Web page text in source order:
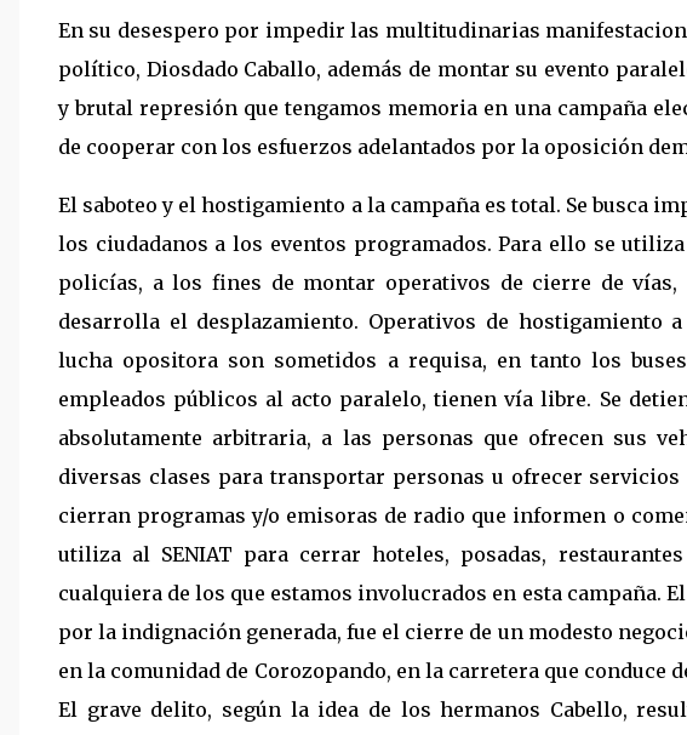
En su desespero por impedir las multitudinarias
político, Diosdado Caballo, además de montar su evento
y brutal represión que tengamos memoria en una campaña
de cooperar con los esfuerzos adelantados por la oposición
El saboteo y el hostigamiento a la campaña es total. Se busca
los ciudadanos a los eventos programados. Para ello se
policías, a los fines de montar operativos de cierre de
desarrolla el desplazamiento. Operativos de hostigamiento
lucha opositora son sometidos a requisa, en tanto los
empleados públicos al acto paralelo, tienen vía libre. Se
absolutamente arbitraria, a las personas que ofrecen sus
diversas clases para transportar personas u ofrecer servicios
cierran programas y/o emisoras de radio que informen o
utiliza al SENIAT para cerrar hoteles, posadas,
cualquiera de los que estamos involucrados en esta campaña.
por la indignación generada, fue el cierre de un modesto
en la comunidad de Corozopando, en la carretera que conduce
El grave delito, según la idea de los hermanos Cabello,